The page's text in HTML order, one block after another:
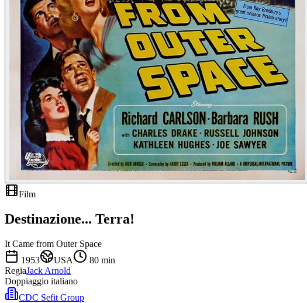
Film
Destinazione... Terra!
It Came from Outer Space
1953
USA 80 min
RegiaJack Arnold
Doppiaggio italiano
CDC Sefit Group